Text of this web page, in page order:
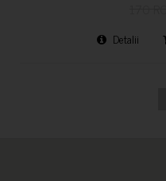
Detalii